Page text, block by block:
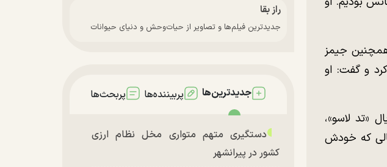
همچنین جیمز
کرد و گفت: او
«تد لاسو»،
که خودش
راز بقا
جدیدترین فیلم‌ها و تصاویر از حیات‌وحش و دنیای حیوانات
جدیدترین‌ها پربیننده‌ها پربحث‌ها
دستگیری متهم متواری مخل نظام ارزی
کشور در پیرانشهر